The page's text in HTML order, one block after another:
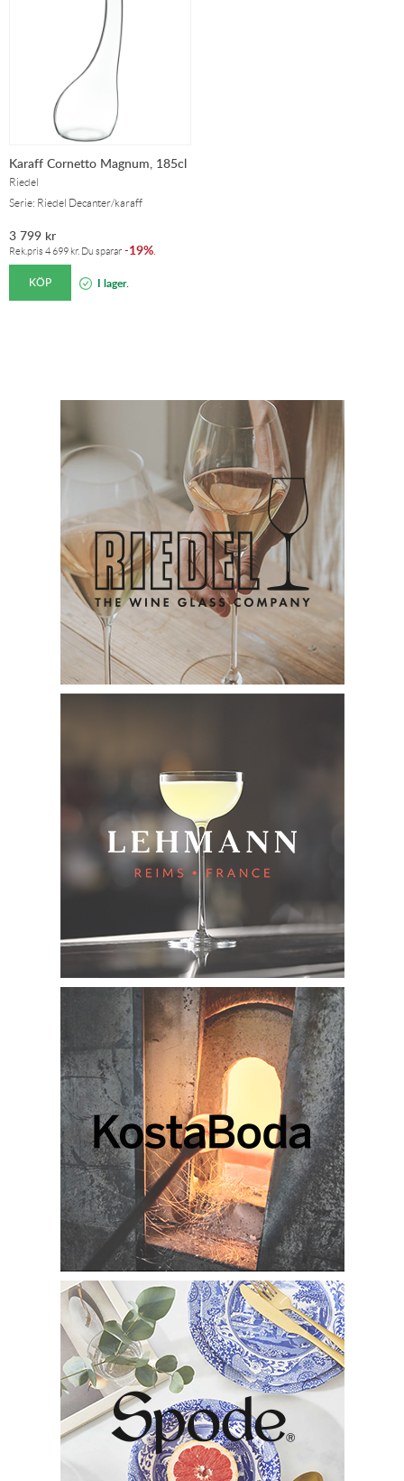
Karaff Cornetto Magnum, 185cl
Riedel
Serie: Riedel Decanter/karaff
3 799 kr
Rek.pris 4 699 kr. Du sparar -19%
KÖP I lager.